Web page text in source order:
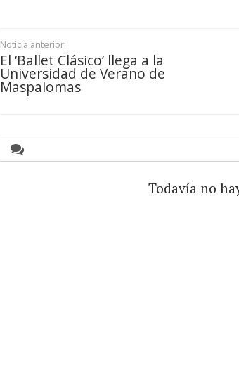
Noticia anterior:
El ‘Ballet Clásico’ llega a la
Universidad de Verano de
Maspalomas
Todavía no